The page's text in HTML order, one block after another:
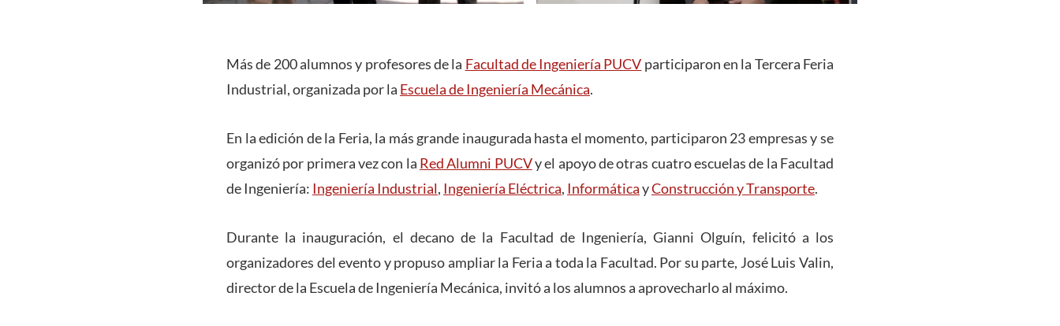
Más de 200 alumnos y profesores de la Facultad de Ingeniería PUCV participaron en la Tercera Feria
Industrial, organizada por la Escuela de Ingeniería Mecánica.
En la edición de la Feria, la más grande inaugurada hasta el momento, participaron 23 empresas y se
organizó por primera vez con la Red Alumni PUCVy el apoyo de otras cuatro escuelas de la Facultad
de Ingeniería: Ingeniería Industrial, Ingeniería Eléctrica, InformáticayConstrucción y Transporte.
Durante la inauguración, el decano de la Facultad de Ingeniería, Gianni Olguín, felicitó a los
organizadores del evento y propuso ampliar la Feria a toda la Facultad. Por su parte, José Luis Valin,
director de la Escuela de Ingeniería Mecánica, invitó a los alumnos a aprovecharlo al máximo.